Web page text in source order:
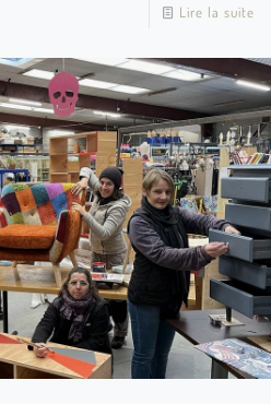
Lire la suite